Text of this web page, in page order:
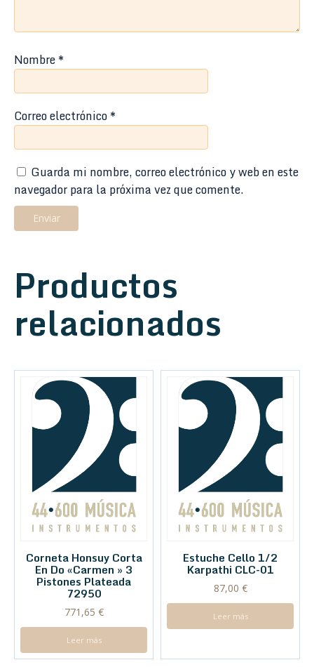
Nombre*
Correo electrónico*
Guarda mi nombre, correo electrónico y web en este
navegador para la próxima vez que comente.
Productos
relacionados
Corneta Honsuy Corta
En Do «Carmen » 3
Pistones Plateada
72950
771,65 €
Leer más
Estuche Cello 1/2
Karpathi CLC-01
87,00 €
Leer más